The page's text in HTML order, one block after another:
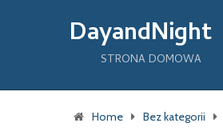
DayandNight
STRONA DOMOWA
Home Bez kategorii